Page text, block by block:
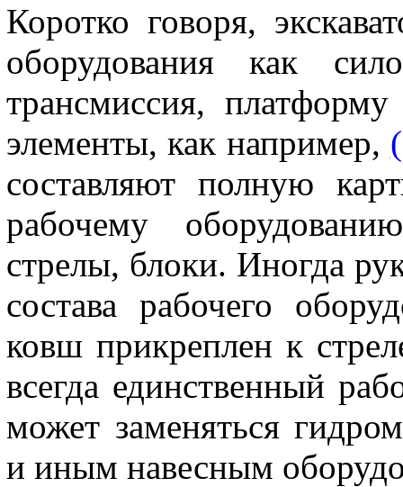
Коротко говоря,
оборудования как
трансмиссия,
элементы, как например,
составляют полную
рабочему
стрелы, блоки. Иногда
состава рабочего
ковш прикреплен к
всегда единственный
может заменяться
и иным навесным